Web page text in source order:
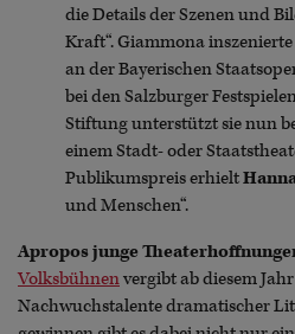
die Details der Szenen und
Kraft“. Giammona
an der Bayerischen
bei den Salzburger
Stiftung unterstützt sie nun
einem Stadt- oder
Publikumspreis erhielt
und Menschen“.
Apropos junge
Volksbühnenvergibt ab diesem
Nachwuchstalente dramatischer